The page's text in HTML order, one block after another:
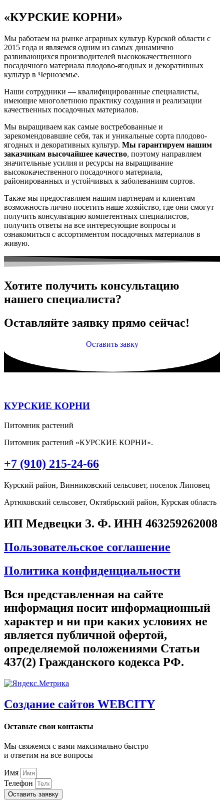
«КУРСКИЕ КОРНИ»
Мы работаем на рынке аграрных культур Курской области с
2015 года и являемся одним из самых динамично
развивающихся производителей высококачественного
посадочного материала плодово-ягодных и декоративных
культур в Черноземье.
Наши сотрудники — квалифицированные специалисты,
имеющие многолетнюю практику создания и реализации
качественных посадочных материалов.
Мы выращиваем как самые востребованные и
зарекомендовавшие себя, так и уникальные сорта плодово-
ягодных и декоративных культур. Мы гарантируем нашим
заказчикам высочайшее качество, поэтому направляем
значительные усилия и ресурсы на выращивание
высококачественного посадочного материала,
районированных и устойчивых к заболеваниям сортов.
Также мы предоставляем нашим партнерам и клиентам
возможность лично посетить наше хозяйство, где они смогут
получить консультацию компетентных специалистов,
получить ответы на все интересующие вопросы и
ознакомиться с ассортиментом посадочных материалов в
живую.
Хотите получить консультацию
нашего специалиста?
Оставляйте заявку прямо сейчас!
Оставить завку
КУРСКИЕ КОРНИ
Питомник растений
Питомник растений «КУРСКИЕ КОРНИ».
+7 (910) 215-24-66
Курский район, Винниковский сельсовет, поселок Липовец
Артюховский сельсовет, Октябрьский район, Курская область
ИП Медвецки З. Ф. ИНН 463259262008
Пользовательское соглашение
Политика конфиденциальности
Вся представленная на сайте
информация носит информационный
характер и ни при каких условиях не
является публичной офертой,
определяемой положениями Статьи
437(2) Гражданского кодекса РФ.
Создание сайтов WEBCITY
Оставьте свои контакты
Мы свяжемся с вами максимально быстро
и ответим на все вопросы
Имя
Телефон
Оставить заявку